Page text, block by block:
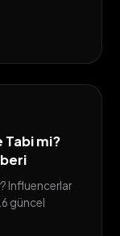
Tabi mi?
Influencerlar
güncel